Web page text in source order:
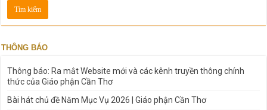
THÔNG BÁO
Thông báo: Ra mắt Website mới và các kênh truyền thông chính
thức của Giáo phận Cần Thơ
Bài hát chủ đề Năm Mục Vụ 2026 | Giáo phận Cần Thơ